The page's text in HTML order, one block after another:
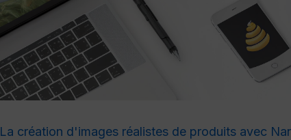
La création d'images réalistes de produits avec